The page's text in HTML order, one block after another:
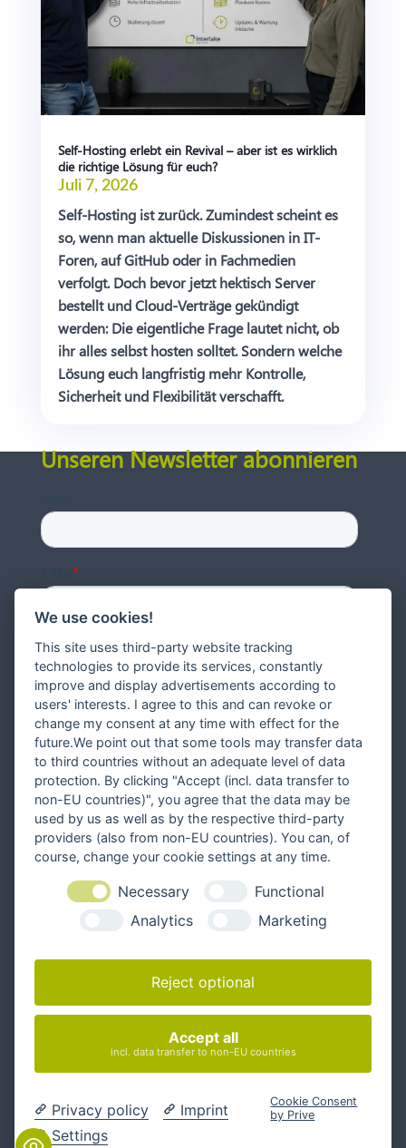
Self-Hosting erlebt ein Revival – aber ist es wirklich
die richtige Lösung für euch?
Juli 7, 2026
Self-Hosting ist zurück. Zumindest scheint es
so, wenn man aktuelle Diskussionen in IT-
Foren, auf GitHub oder in Fachmedien
verfolgt. Doch bevor jetzt hektisch Server
bestellt und Cloud-Verträge gekündigt
werden: Die eigentliche Frage lautet nicht, ob
ihr alles selbst hosten solltet. Sondern welche
Lösung euch langfristig mehr Kontrolle,
Sicherheit und Flexibilität verschafft.
Unseren Newsletter abonnieren
Folgen Sie uns
 +49 331 281 282 0
 Meeting buchen
We use cookies!
This site uses third-party website tracking
technologies to provide its services, constantly
improve and display advertisements according to
users' interests. I agree to this and can revoke or
change my consent at any time with effect for the
future.We point out that some tools may transfer data
to third countries without an adequate level of data
protection. By clicking "Accept (incl. data transfer to
non-EU countries)", you agree that the data may be
used by us as well as by the respective third-party
providers (also from non-EU countries). You can, of
course, change your cookie settings at any time.
Necessary
Functional
Analytics
Marketing
Reject optional
Accept all
incl. data transfer to non-EU countries
Privacy policy
Imprint
Settings
Cookie Consent
by Prive